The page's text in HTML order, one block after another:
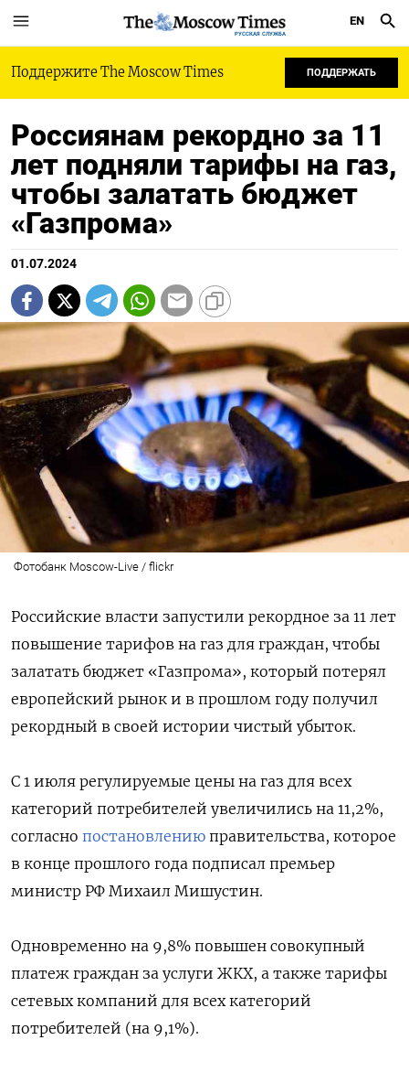
РУССКАЯ СЛУЖБА
EN
Поддержите The Moscow Times ПОДДЕРЖАТЬ
Россиянам рекордно за 11
лет подняли тарифы на газ,
чтобы залатать бюджет
«Газпрома»
01.07.2024
Фотобанк Moscow-Live / flickr
Российские власти запустили рекордное за 11 лет
повышение тарифов на газ для граждан, чтобы
залатать бюджет «Газпрома», который потерял
европейский рынок и в прошлом году получил
рекордный в своей истории чистый убыток.
С 1 июля регулируемые цены на газ для всех
категорий потребителей увеличились на 11,2%,
согласно постановлению правительства, которое
в конце прошлого года подписал премьер
министр РФ Михаил Мишустин.
Одновременно на 9,8% повышен совокупный
платеж граждан за услуги ЖКХ, а также тарифы
сетевых компаний для всех категорий
потребителей (на 9,1%).